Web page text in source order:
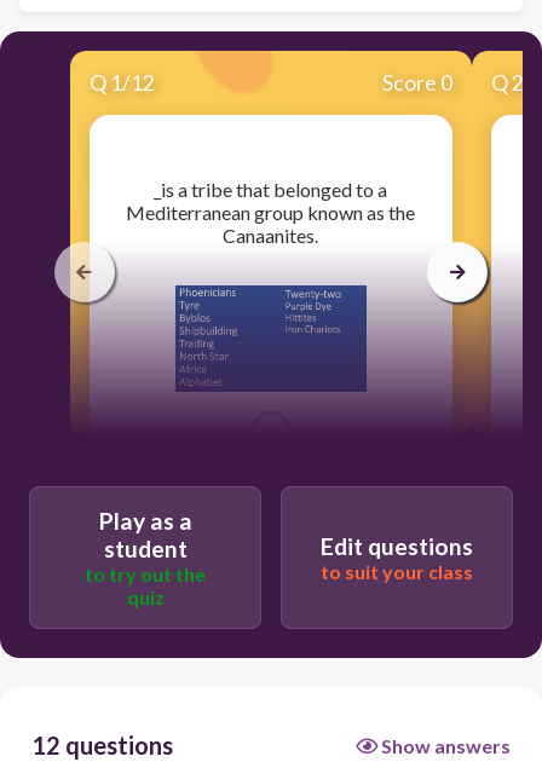
Q 1/12 Score 0
​_is a tribe that belonged to a
Mediterranean group known as the
Canaanites.
Q2
Play as a
student
to try out the
quiz
Edit questions
to suit your class
12 questions Show answers